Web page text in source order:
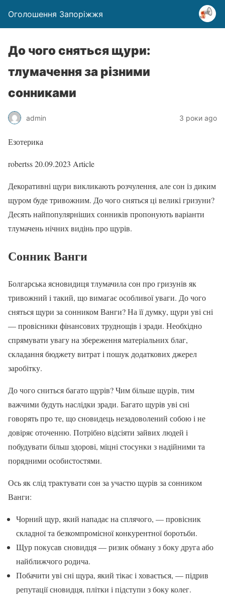
Оголошення Запоріжжя
До чого сняться щури:
тлумачення за різними
сонниками
admin 3 роки ago
Езотерика
robertss20.09.2023 Article
Декоративні щури викликають розчулення, але сон із диким
щуром буде тривожним. До чого сняться ці великі гризуни?
Десять найпопулярніших сонників пропонують варіанти
тлумачень нічних видінь про щурів.
Сонник Ванги
Болгарська ясновидиця тлумачила сон про гризунів як
тривожний і такий, що вимагає особливої уваги. До чого
сняться щури за сонником Ванги? На її думку, щури уві сні
— провісники фінансових труднощів і зради. Необхідно
спрямувати увагу на збереження матеріальних благ,
складання бюджету витрат і пошук додаткових джерел
заробітку.
До чого сниться багато щурів? Чим більше щурів, тим
важчими будуть наслідки зради. Багато щурів уві сні
говорять про те, що сновидець незадоволений собою і не
довіряє оточенню. Потрібно відсіяти зайвих людей і
побудувати більш здорові, міцні стосунки з надійними та
порядними особистостями.
Ось як слід трактувати сон за участю щурів за сонником
Ванги:
Чорний щур, який нападає на сплячого, — провісник
складної та безкомпромісної конкурентної боротьби.
Щур покусав сновидця — ризик обману з боку друга або
найближчого родича.
Побачити уві сні щура, який тікає і ховається, — підрив
репутації сновидця, плітки і підступи з боку колег.